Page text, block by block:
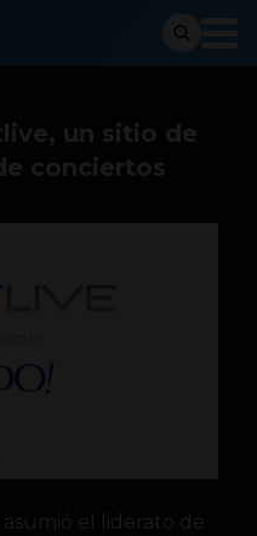
un sitio de
conciertos
asumió el liderato de